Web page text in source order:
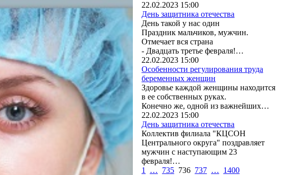
22.02.2023 15:00
День защитника отечества
День такой у нас один
Праздник мальчиков, мужчин.
Отмечает вся страна
- Двадцать третье февраля!…
22.02.2023 15:00
Особенности регулирования труда
беременных женщин
Здоровье каждой женщины находится
в ее собственных руках.
Конечно же, одной из важнейших…
22.02.2023 15:00
День защитника отечества
Коллектив филиала "КЦСОН
Центрального округа" поздравляет
мужчин с наступающим 23
февраля!…
1
… 735 736 737 … 1400